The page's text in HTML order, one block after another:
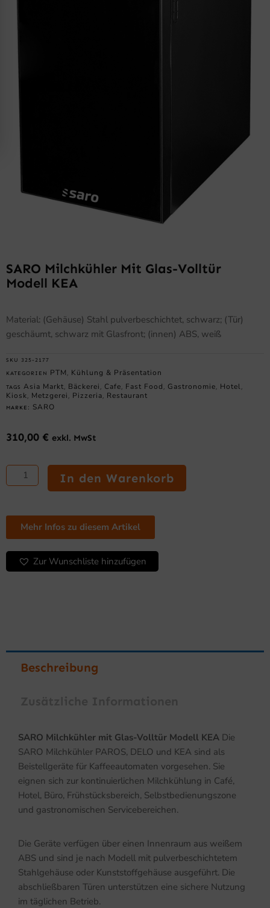
SARO Milchkühler Mit Glas-Volltür
Modell KEA
Material: (Gehäuse) Stahl pulverbeschichtet, schwarz; (Tür)
geschäumt, schwarz mit Glasfront; (innen) ABS, weiß
SKU 325-2177
KATEGORIEN PTM , Kühlung & Präsentation
TAGS Asia Markt , Bäckerei , Cafe , Fast Food , Gastronomie , Hotel ,
Kiosk , Metzgerei , Pizzeria , Restaurant
MARKE: SARO
310,00 € exkl. MwSt
SARO
Milchkühler
mit
Volltür
Modell
KEA
Menge
In den Warenkorb
Mehr Infos zu diesem Artikel
Zur Wunschliste hinzufügen
Beschreibung
SARO Milchkühler mit Glas-Volltür Modell KEA Die
SARO Milchkühler PAROS, DELO und KEA sind als
Beistellgeräte für Kaffeeautomaten vorgesehen. Sie
eignen sich zur kontinuierlichen Milchkühlung in Café,
Hotel, Büro, Frühstücksbereich, Selbstbedienungszone
und gastronomischen Servicebereichen.
Die Geräte verfügen über einen Innenraum aus weißem
ABS und sind je nach Modell mit pulverbeschichtetem
Stahlgehäuse oder Kunststoffgehäuse ausgeführt. Die
abschließbaren Türen unterstützen eine sichere Nutzung
im täglichen Betrieb.